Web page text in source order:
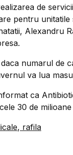
de
pentru unitatile
Alexandru
numarul de
va lua
ca
30 de
, rafila